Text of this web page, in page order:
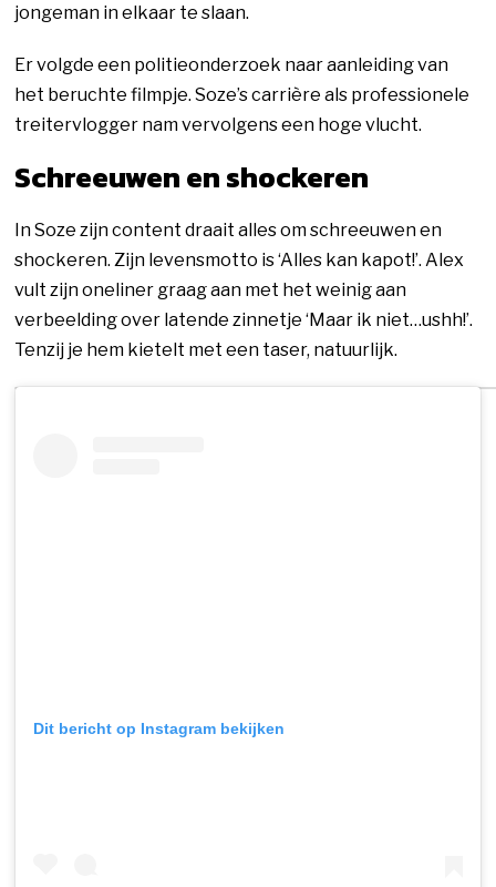
jongeman in elkaar te slaan.
Er volgde een politieonderzoek naar aanleiding van
het beruchte filmpje. Soze’s carrière als professionele
treitervlogger nam vervolgens een hoge vlucht.
Schreeuwen en shockeren
In Soze zijn content draait alles om schreeuwen en
shockeren. Zijn levensmotto is ‘Alles kan kapot!’. Alex
vult zijn oneliner graag aan met het weinig aan
verbeelding over latende zinnetje ‘Maar ik niet…ushh!’.
Tenzij je hem kietelt met een taser, natuurlijk.
Dit bericht op Instagram bekijken